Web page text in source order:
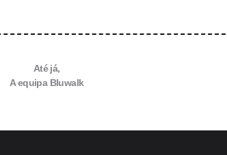
Até já,
A equipa Bluwalk